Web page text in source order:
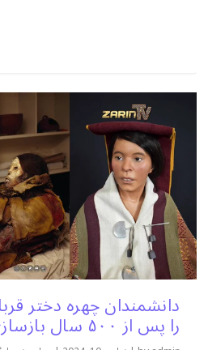
دانشمندان چهره دختر
را پس از ۵۰۰ سال بازسازی کردند